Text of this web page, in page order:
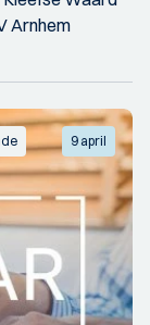
Arnhem
9 april